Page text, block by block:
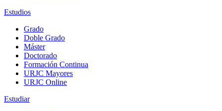
Estudios
Grado
Doble Grado
Máster
Doctorado
Formación Continua
URJC Mayores
URJC Online
Estudiar